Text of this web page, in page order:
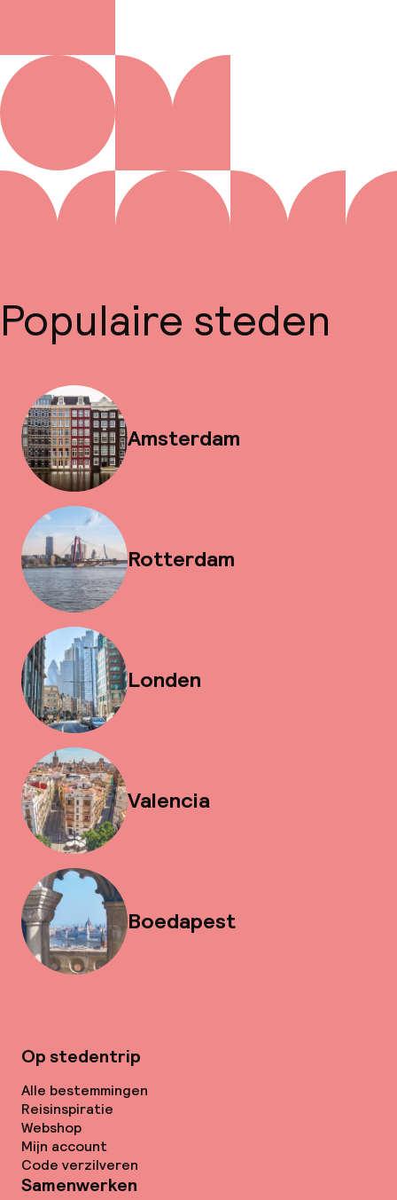
Populaire steden
Amsterdam
Rotterdam
Londen
Valencia
Boedapest
Op stedentrip
Alle bestemmingen
Reisinspiratie
Webshop
Mijn account
Code verzilveren
Samenwerken